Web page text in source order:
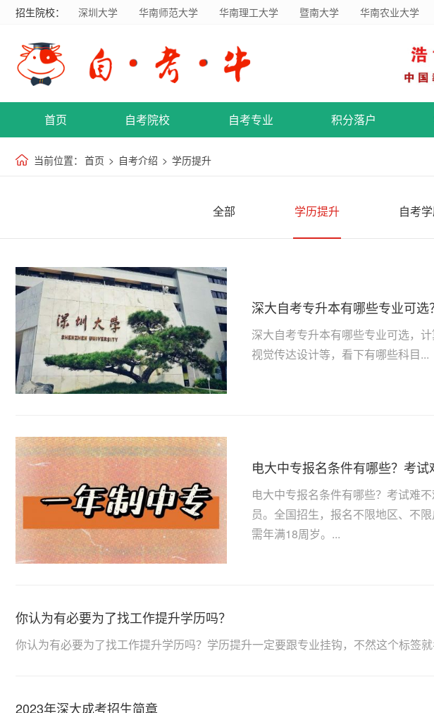
招生院校： 深圳大学 华南师范大学 华南理工大学 暨南大学 华南农业大学
首页 自考院校 自考专业 积分落户
当前位置： 首页 > 自考介绍 > 学历提升
全部 学历提升 自考
深大自考专升本有哪些专业可选
深大自考专升本有哪些专业可选，
视觉传达设计等，看下有哪些科目...
电大中专报名条件有哪些？考试
电大中专报名条件有哪些？考试难
员。全国招生，报名不限地区、不
需年满18周岁。...
你认为有必要为了找工作提升学历吗？
你认为有必要为了找工作提升学历吗？学历提升一定要跟专业挂钩，不然这个标签
2023年深大成考招生简章